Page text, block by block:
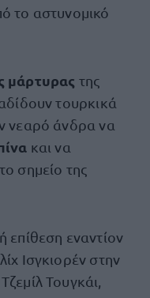
το αστυνομικό
μάρτυρας της
τουρκικά
νεαρό άνδρα να
και να
σημείο της
επίθεση εναντίον
Ισγκιορέν στην
Τουγκάι,